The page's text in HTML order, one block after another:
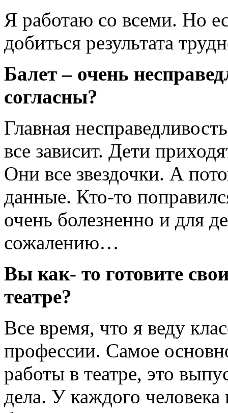
Я работаю со всеми. Но
добиться результата
Балет – очень
согласны?
Главная
все зависит. Дети
Они все звездочки. А
данные. Кто-то
очень болезненно и для
сожалению…
Вы как- то готовите
театре?
Все время, что я веду
профессии. Самое
работы в театре, это
дела. У каждого